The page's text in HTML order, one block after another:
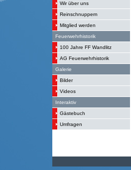
Wir über uns
Reinschnuppern
Mitglied werden
Feuerwehrhistorik
100 Jahre FF Wandlitz
AG Feuerwehrhistorik
Galerie
Bilder
Videos
Interaktiv
Gästebuch
Umfragen